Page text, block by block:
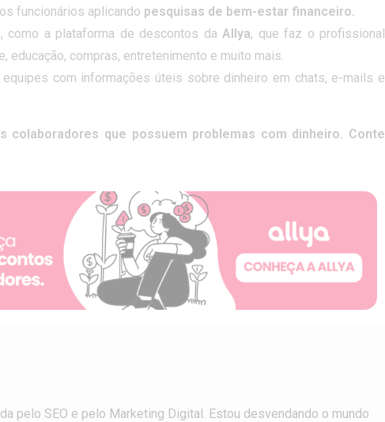
funcionários aplicando pesquisas de bem-estar financeiro.
, como a plataforma de descontos daAllya, que faz o profissional
educação, compras, entretenimento e muito mais.
com informações úteis sobre dinheiro em chats, e-mails e
colaboradores que possuem problemas com dinheiro. Conte
pelo SEO e pelo Marketing Digital. Estou desvendando o mundo